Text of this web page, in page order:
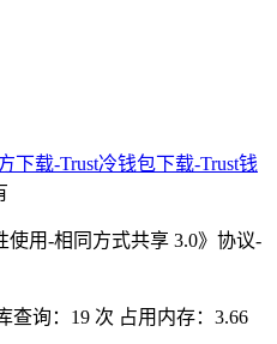
下载-Trust冷钱包下载-Trust钱
用-相同方式共享 3.0》协议-
查询：19 次 占用内存：3.66